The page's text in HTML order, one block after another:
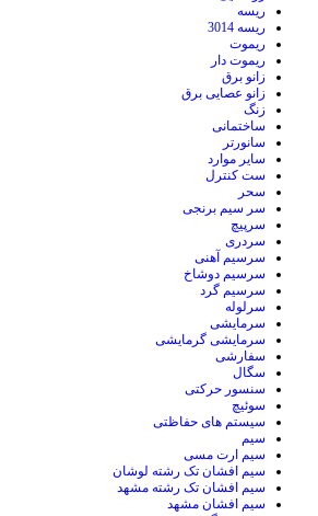
ریسه
ریسه 3014
ریموت
ریموت دار
زانو برق
زانو عصایی برق
زنگ
ساختمانی
سانورتر
سایر موارد
ست کنترل
سحر
سر سیم برنجی
سرپیچ
سردری
سرسیم آهنی
سرسیم دوشاخ
سرسیم گرد
سرلوله
سرمایشی
سرمایشی گرمایشی
سفارشی
سگال
سنسور حرکتی
سوئیچ
سیستم های حفاظتی
سیم
سیم ارت مسی
سیم افشان تک رشته لوشان
سیم افشان تک رشته مشهد
سیم افشان مشهد